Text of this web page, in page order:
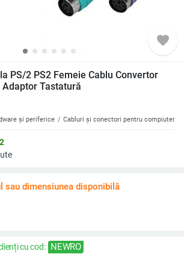
favorite
PS/2 PS2 Femeie Cablu Convertor
Tastatură
și periferice Cabluri și conectori pentru compiuter
sau dimensiunea disponibilă
cu cod: NEWRO